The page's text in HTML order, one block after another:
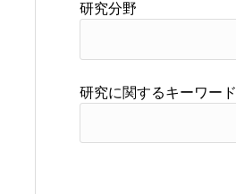
研究分野
研究に関するキーワード